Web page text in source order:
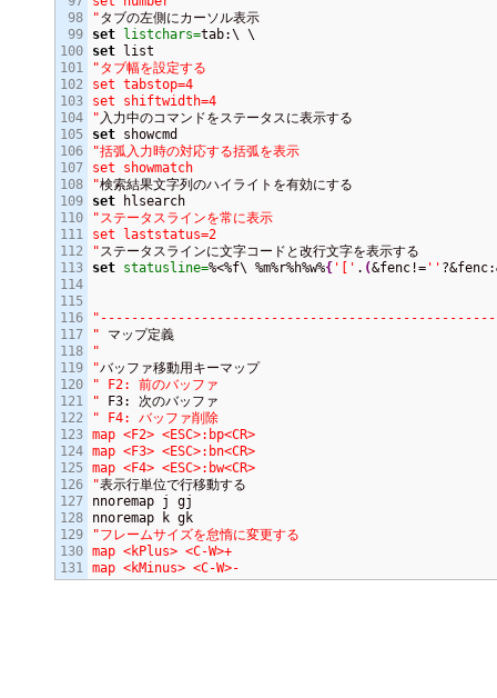
98
99
100
101
102
103
104
105
106
107
108
109
110
111
112
113
114
115
116
117
118
119
120
121
122
123
124
125
126
127
128
129
130
"
set
listchars=
set
"タブ幅を設定する
set tabstop=4
set shiftwidth=4
"
set
"括弧入力時の対応する括弧を表示
set showmatch
"
set
"ステータスラインを常に表示
set laststatus=2
"
set statusline=%<%f\ %m%r%h%w%{ '[' . (&fenc!= ''
"
"
"
バッファ移動用キーマップ
" F2: 前のバッファ
"
" F4: バッファ削除
map <F2> <ESC>:bp<CR>
map <F3> <ESC>:bn<CR>
map <F4> <ESC>:bw<CR>
"表示行単位で行移動する
nnoremap j gj
"フレームサイズを怠惰に変更する
map <kPlus> <C-W>+
map <kMinus> <C-W>-